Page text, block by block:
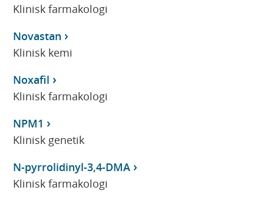
Klinisk farmakologi
Novastan
Klinisk kemi
Noxafil
Klinisk farmakologi
NPM1
Klinisk genetik
N-pyrrolidinyl-3,4-DMA
Klinisk farmakologi